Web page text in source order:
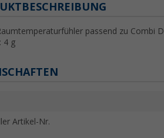
passend zu Combi
4 g
Artikel-Nr.